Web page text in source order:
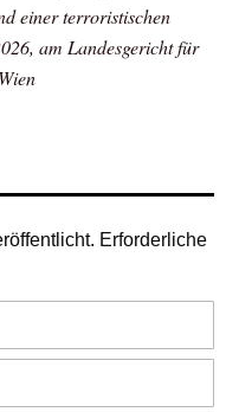
einer terroristischen
am Landesgericht für
Erforderliche